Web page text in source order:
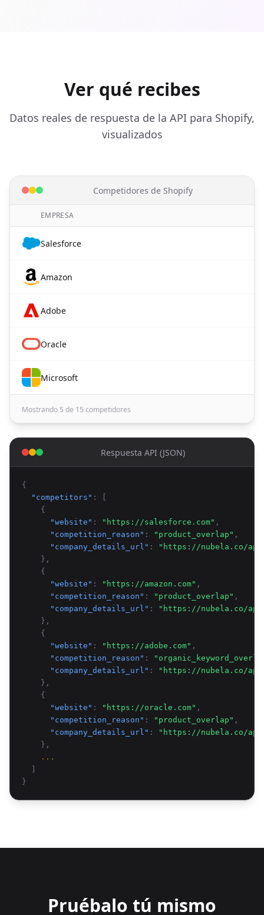
Ver qué recibes
Datos reales de respuesta de la API para Shopify,
visualizados
Competidores de Shopify
EMPRESA
Salesforce
Amazon
Adobe
Oracle
Microsoft
Mostrando 5 de 15 competidores
Respuesta API (JSON)
{
"competitors" : [
{
"website" : "https://salesforce.com" ,
"competition_reason" : "product_overlap" ,
"company_details_url" :
"https://nubela.co/
},
{
"website" : "https://amazon.com" ,
"competition_reason" : "product_overlap" ,
"company_details_url" :
"https://nubela.co/
},
{
"website" : "https://adobe.com" ,
"competition_reason" :
"company_details_url" :
"https://nubela.co/
},
{
"website" : "https://oracle.com" ,
"competition_reason" : "product_overlap" ,
"company_details_url" :
"https://nubela.co/
},
...
}
Pruébalo tú mismo